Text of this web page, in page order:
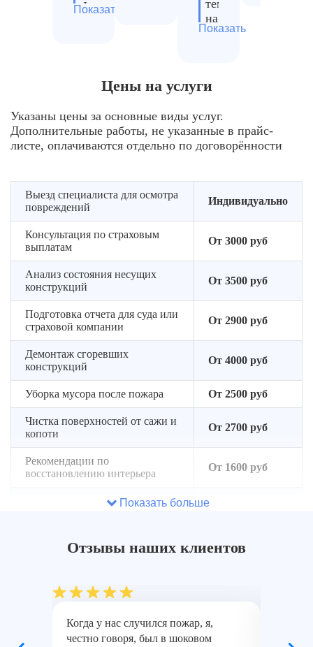
Фото-
уровня
и
загрязнений
Выявление
повреждений
Показать
деформации
на
Определение
степени
повреждения
техники
и
вещей
возможности
восстановления
материалов
температуры
на
материалы
тушения
следы
воды,
химикатов
степени
проникновения
копоти
и
гари
структуры
Показать
ремонту
по
ущерба
Цены на услуги
Указаны цены за основные виды услуг.
Дополнительные работы, не указанные в прайс-
листе, оплачиваются отдельно по договорённости
Выезд специалиста для осмотра
повреждений
Индивидуально
Консультация по страховым
выплатам
От 3000 руб
Анализ состояния несущих
конструкций
От 3500 руб
Подготовка отчета для суда или
страховой компании
От 2900 руб
Демонтаж сгоревших
конструкций
От 4000 руб
Уборка мусора после пожара От 2500 руб
Чистка поверхностей от сажи и
копоти
От 2700 руб
Рекомендации по
восстановлению интерьера
От 1600 руб
Консультация по выбору
От 1200 руб
Анализ возможных рисков для
повторного возгорания
От 1400 руб
Показать больше
Отзывы наших клиентов
Когда у нас случился пожар, я,
честно говоря, был в шоковом